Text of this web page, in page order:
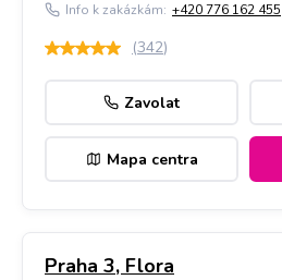
Info k zakázkám: +420 776 162 455
(342)
Zavolat
Mapa centra
Praha 3, Flora